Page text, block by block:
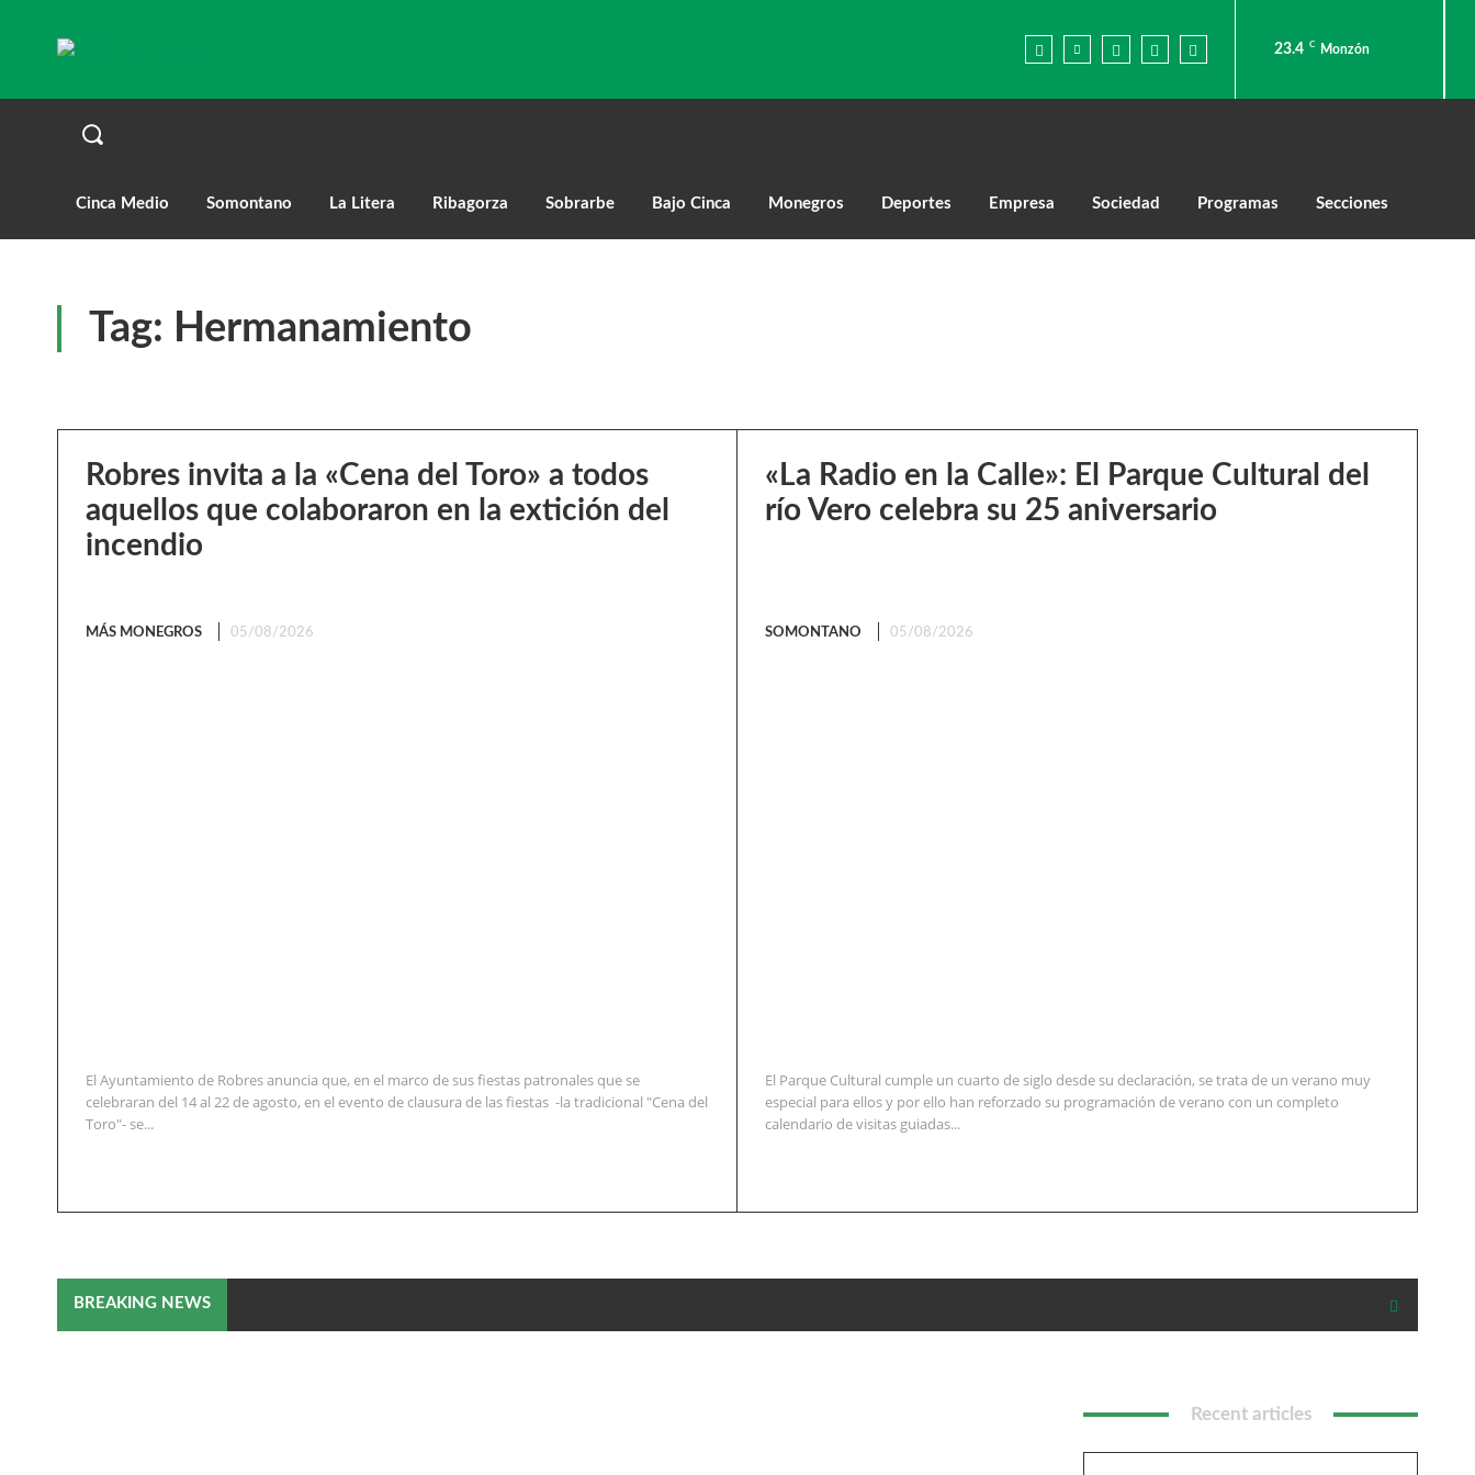
23.4 C Monzón
Cinca Medio Somontano La Litera Ribagorza Sobrarbe Bajo Cinca Monegros Deportes Empresa Sociedad Programas Secciones
Tag: Hermanamiento
Robres invita a la «Cena del Toro» a todos
aquellos que colaboraron en la extición del
incendio
MÁS MONEGROS 05/08/2026
El Ayuntamiento de Robres anuncia que, en el marco de sus fiestas patronales que se
celebraran del 14 al 22 de agosto, en el evento de clausura de las fiestas -la tradicional "Cena del
Toro"- se...
«La Radio en la Calle»: El Parque Cultural del
río Vero celebra su 25 aniversario
SOMONTANO 05/08/2026
El Parque Cultural cumple un cuarto de siglo desde su declaración, se trata de un verano muy
especial para ellos y por ello han reforzado su programación de verano con un completo
calendario de visitas guiadas...
BREAKING NEWS
Recent articles